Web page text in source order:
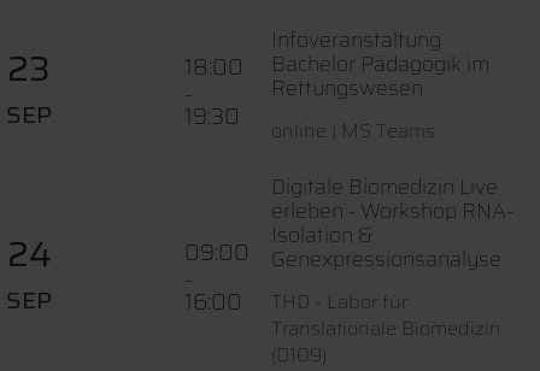
23
SEP
18:00
-
19:30
Infoveranstaltung
Bachelor Pädagogik im
Rettungswesen
online | MS Teams
24
SEP
09:00
-
16:00
Digitale Biomedizin Live
erleben - Workshop RNA-
Isolation &
Genexpressionsanalyse
THD - Labor für
Translationale Biomedizin
(D109)